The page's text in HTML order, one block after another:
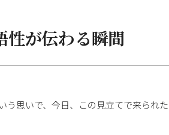
が伝わる瞬間
思いで、今日、この見立てで来られた